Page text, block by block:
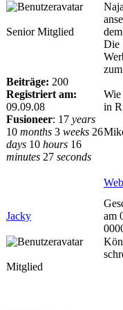
Senior Mitglied
Beiträge: 200
Registriert am:
09.09.08
Fusioneer: 17 years
10 months 3 weeks 26
days 10 hours 16
minutes 27 seconds
Die
Wie
in
Jacky
am
Mitglied